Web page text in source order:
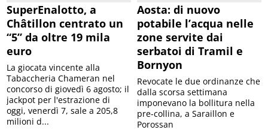
SuperEnalotto, a
Châtillon centrato un
“5” da oltre 19 mila
euro
La giocata vincente alla
Tabaccheria Chameran nel
concorso di giovedì 6 agosto; il
jackpot per l'estrazione di
oggi, venerdì 7, sale a 205,8
milioni d...
Aosta: di nuovo
potabile l’acqua nelle
zone servite dai
serbatoi di Tramil e
Bornyon
Revocate le due ordinanze che
dalla scorsa settimana
imponevano la bollitura nella
pre-collina, a Saraillon e
Porossan